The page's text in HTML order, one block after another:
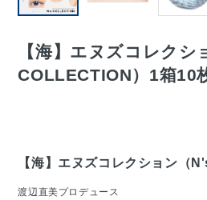
【海】エヌズコレクシ
COLLECTION）1箱10
【海】エヌズコレクション（
渡辺直美プロデュース